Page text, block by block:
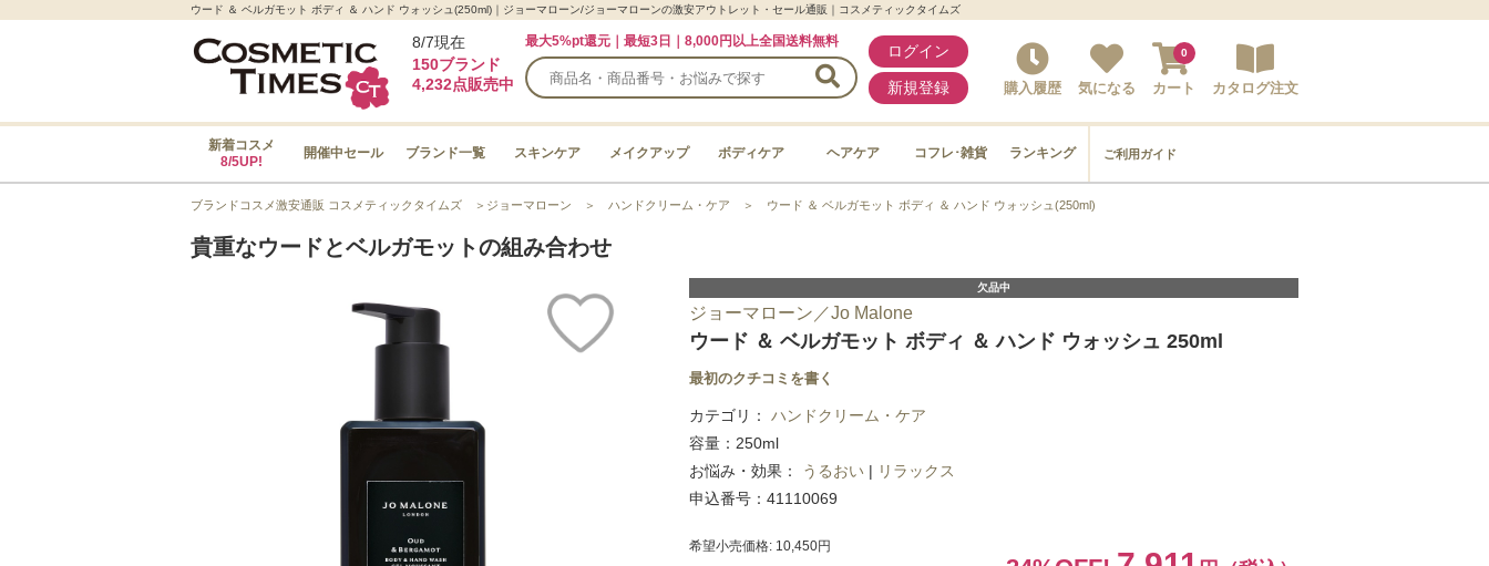
ウード ＆ ベルガモット ボディ ＆ ハンド ウォッシュ(250ml)｜ジョーマローン/ジョーマローンの激安アウトレット・セール通販｜コスメティックタイムズ
8/7現在
150ブランド
4,232点販売中
最大5%pt還元｜最短3日｜8,000円以上全国送料無料
ログイン
新規登録 購入履歴 気になる カート
0
カタログ注文
新着コスメ
8/5UP!
開催中セール ブランド一覧 スキンケア メイクアップ ボディケア ヘアケア コフレ･雑貨 ランキング ご利用ガイド
ブランドコスメ激安通販 コスメティックタイムズ ＞ ジョーマローン ＞ ハンドクリーム・ケア ＞ ウード ＆ ベルガモット ボディ ＆ ハンド ウォッシュ(250ml)
貴重なウードとベルガモットの組み合わせ
欠品中
ジョーマローン／Jo Malone
ウード ＆ ベルガモット ボディ ＆ ハンド ウォッシュ 250ml
最初のクチコミを書く
カテゴリ：
ハンドクリーム・ケア
容量：250ml
お悩み・効果：
うるおい | リラックス
申込番号：41110069
希望小売価格: 10,450円